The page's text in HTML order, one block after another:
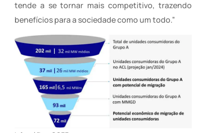
tende a se tornar mais competitivo, trazendo
benefícios para a sociedade como um todo.”